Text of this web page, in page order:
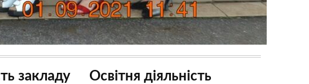
закладу
Освітня діяльність